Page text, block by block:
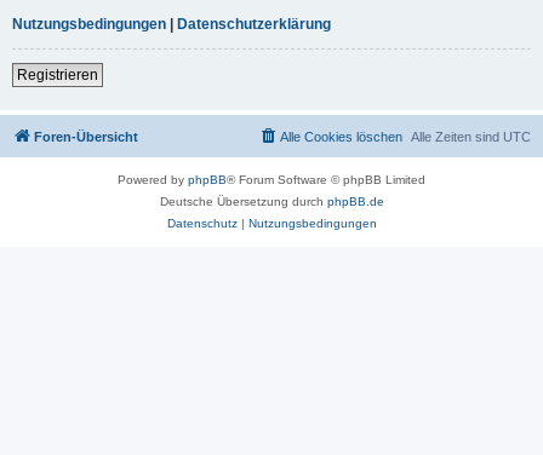
Nutzungsbedingungen | Datenschutzerklärung
Registrieren
Foren-Übersicht Alle Zeiten sind UTC
Alle Cookies löschen
Powered by phpBB® Forum Software © phpBB Limited
Deutsche Übersetzung durch phpBB.de
Datenschutz| Nutzungsbedingungen